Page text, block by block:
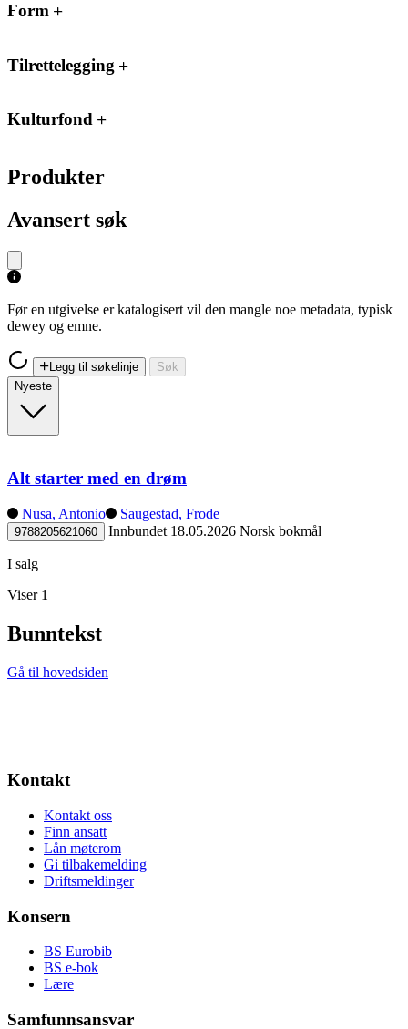
Form
Tilrettelegging
Kulturfond
Produkter
Avansert søk
Før en utgivelse er katalogisert vil den mangle noe metadata, typisk
dewey og emne.
Legg til søkelinje
Søk
Nyeste
Alt starter med en drøm
Nusa, Antonio Saugestad, Frode
9788205621060 Innbundet 18.05.2026 Norsk bokmål
I salg
Viser 1
Bunntekst
Gå til hovedsiden
Kontakt
Kontakt oss
Finn ansatt
Lån møterom
Gi tilbakemelding
Driftsmeldinger
Konsern
BS Eurobib
BS e-bok
Lære
Samfunnsansvar